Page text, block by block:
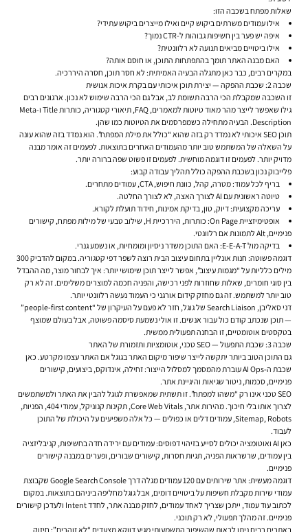
שאלות מפתח בשכבה הזו:
אילו עמודים משרתים ביקוש קיים ואילו מייצרים ביקוש עתידי?
איפה יש פער בין חשיפות גבוהות ל-CTR נמוך?
אילו ביטויים מביאים תנועה לא רלוונטית?
האם מבנה האתר תומך בהתפתחות התוכן, או חוסם אותה?
במקרים רבים, כבר כאן מתגלה הבעיה האמיתית: לא חסר תוכן, חסרה היררכיה.
שכבה 2: שכבת ההפקה — יצירת תוכן איכותי עם בקרת איכות אנושית
זו השכבה שמקבלת הכי הרבה תשומת לב, אבל גם הכי הרבה שימוש לא נכון. ארגונים רבים
גילו שאפשר לייצר מהר מאוד טיוטות למאמרים, FAQ, תיאורי קטגוריה, כותרות Title ו-Meta
Description. הבעיה מתחילה כשמפרסמים את הטיוטות כמו שהן.
תוכן SEO איכותי לא נמדד רק בזה שהוא “כולל את מילת המפתח”. הוא נמדד בזה שהוא עונה
על השאלה של המשתמש טוב יותר מהעמודים האחרים בתוצאות. לפעמים זה אומר מבנה
מדויק יותר. לפעמים זו דוגמה מוחשית. לפעמים זו פשוט שפה ברורה יותר.
פלייבוק נכון בשכבת ההפקה כולל תהליך עבודה קבוע:
בריף לכל עמוד: מטרה, קהל, כוונת חיפוש, CTA, עמודים מתחרים.
טיוטה ראשונית עם AI לצורך האצה, לא לצורך החלטה.
עריכה מקצועית: דיוק, טון, בדיקת אמינות, חידוד תועלת לקורא.
אופטימיזציית On Page: כותרות, היררכיית H, שילוב טבעי של מילות מפתח, קישורים
פנימיים, Alt לתמונות אם רלוונטי.
בדיקה מול E-E-A-T: האם התוכן משדר ניסיון ומומחיות, או נשמע גנרי.
דוגמה פשוטה: חנות אונליין בתחום עיצוב הבית רוצה לשפר דפי קטגוריה. במקום להדביק 300
מילים כלליות על “מגמות עיצוב”, אפשר לייצר תוכן שימושי יותר: איך לבחור מוצר, מה ההבדל
בין סוגי חומרים, שאלות שחוזרות לפני רכישה, והפניה חכמה למוצרים משלימים. זה לא רק
טוב יותר למשתמש. זה גם מחזק קידום אורגני כי העמוד נעשה רלוונטי יותר.
דני סאליבן, Search Liaison של גוגל, חזר לא פעם על העיקרון של “people-first content”
— תוכן שנכתב קודם כול עבור אנשים. זו אולי נשמעת סיסמה פשוטה, אבל בעולם שמוצף
בטקסטים אוטומטיים, זו הבחנה תפעולית ממשית.
שכבה 3: שכבת התפעול — SEO טכני, אוטומציות ותזמורת של האתר
גם התוכן הטוב ביותר יתקשה לייצר שיפור מיקום האתר בגוגל אם האתר עצמו מקרטע. כאן
שכבת ה-AI Ops עוברת מהמסמך למסלול הייצור: זחילה, אינדוקס, ביצועים, קישורים
פנימיים, סכמות, ניטור שגיאות והיגיינת אתר.
SEO טכני אינו רק “משהו למפתח”. זו תשתית שמאפשרת לגוגל להבין את האתר ולמשתמשים
לצרוך אותו בלי חיכוך. מהירות אתר, Core Web Vitals, תקינות קנוניקל, עמודי 404, הפניות,
Sitemap, Robots, עמודים דלים או כפולים — כל אלה משפיעים על היכולת של התוכן
לעבוד.
כאן AI ואוטומציה יכולים לסייע בזיהוי דפוסים: עמודים עם ירידה חדה בחשיפות, קניבליזציה
בין עמודים, שרשראות הפניה, תגיות חסרות, קישורים שבורים, ופערים במבנה קישורים
פנימיים.
דוגמה מעשית: אתר שירותים עם 120 עמודים מגלה דרך Google Search Console שקבוצת
עמודי שירות מקבלת חשיפות על ביטויים דומים, אבל גוגל מחליפה ביניהם בתוצאות. במקום
לכתוב עוד עמוד, ייתכן שצריך לאחד עמודים, לחזק מבנה אתר, לחדד Intent ולעדכן קישורים
פנימיים. זה מהלך תפעולי, לא רק תוכני.
באתרים רבים ניתן לראות שהשיפור המשמעותי מגיע דווקא מצעדים “לא זוהרים”: חיזוק